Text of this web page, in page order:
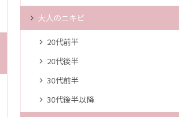
大人のニキビ
20代前半
20代後半
30代前半
30代後半以降